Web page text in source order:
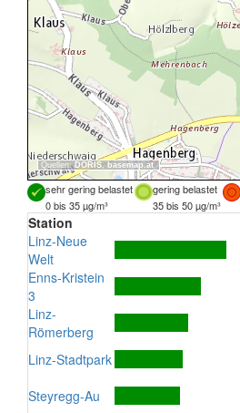
Quellen: DORIS,basemap.at
sehr gering belastet gering belastet
0 bis 35 µg/m³
35 bis 50 µg/m³
Station
Linz-Neue
Welt
Enns-Kristein
3
Linz-
Römerberg
Linz-Stadtpark
Steyregg-Au